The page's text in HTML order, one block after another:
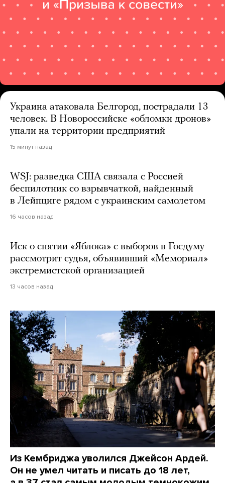
Украина атаковала Белгород, пострадали 13
человек. В Новороссийске «обломки дронов»
упали на территории предприятий
15 минут назад
WSJ: разведка США связала с Россией
беспилотник со взрывчаткой, найденный
в Лейпциге рядом с украинским самолетом
16 часов назад
Иск о снятии «Яблока» с выборов в Госдуму
рассмотрит судья, объявивший «Мемориал»
экстремистской организацией
13 часов назад
Из Кембриджа уволился Джейсон Ардей.
Он не умел читать и писать до 18 лет,